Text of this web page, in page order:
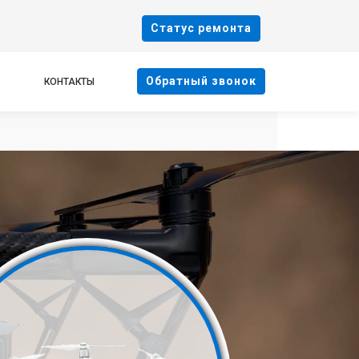
Cтатус ремонта
КОНТАКТЫ Oбратный звонок